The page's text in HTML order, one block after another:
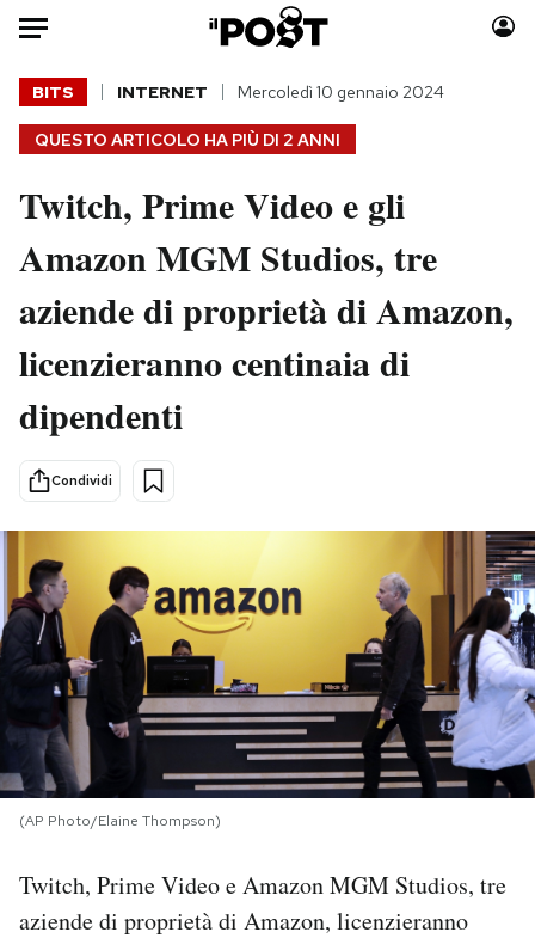
Auto
HOME
Italia
Politica
Tecnologia
Scienza
Cultura
Sport
Moda
Consumismi
Storie/Idee
Media
PODCAST
NEWSLETTER
I MIEI PREFERITI
SHOP
CALENDARIO
QUESTO ARTICOLO HA PIÙ DI 2 ANNI
BITS INTERNET Mercoledì 10 gennaio 2024
Twitch, Prime Video e gli
Amazon MGM Studios, tre
aziende di proprietà di Amazon,
licenzieranno centinaia di
dipendenti
Condividi
(AP Photo/Elaine Thompson)
Twitch, Prime Video e Amazon MGM Studios, tre
aziende di proprietà di Amazon, licenzieranno